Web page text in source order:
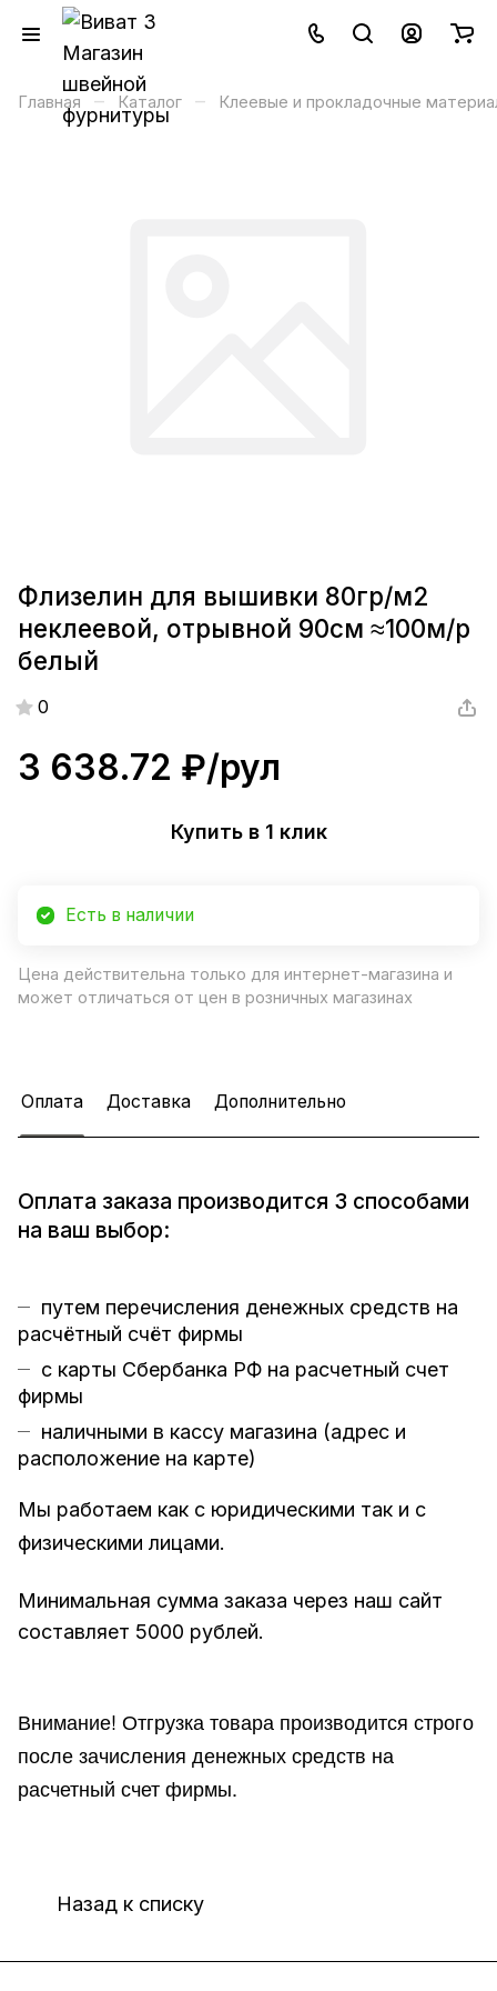
Главная – Каталог – Клеевые и прокладочные
Флизелин для вышивки 80гр/м2
неклеевой, отрывной 90см ≈100м/р
белый
0
3 638.72 ₽/рул
Купить в 1 клик
Есть в наличии
Цена действительна только для интернет-магазина и
может отличаться от цен в розничных магазинах
Оплата Доставка Дополнительно
Оплата заказа производится 3 способами
на ваш выбор:
путем перечисления денежных средств на
расчётный счёт фирмы
с карты Сбербанка РФ на расчетный счет
фирмы
наличными в кассу магазина (адрес и
расположение на карте)
Мы работаем как с юридическими так и с
физическими лицами.
Минимальная сумма заказа через наш сайт
составляет 5000 рублей.
Внимание! Отгрузка товара производится строго
после зачисления денежных средств на
расчетный счет фирмы.
Назад к списку